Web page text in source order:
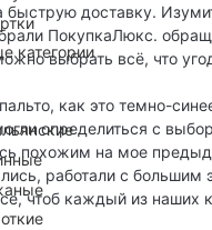
категории
доставку.
ПокупкаЛюкс.
выбрать всё, что
как это темно-
определиться с
похожим на мое
работали с большим
чтоб каждый из наших